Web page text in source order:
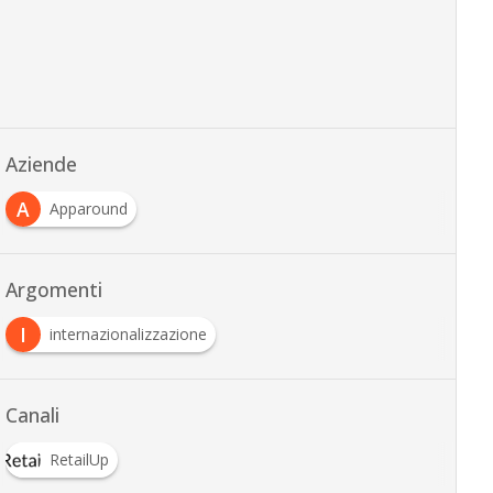
Aziende
A
Apparound
Argomenti
I
internazionalizzazione
Canali
RetailUp